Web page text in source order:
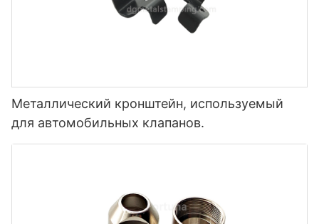
Металлический кронштейн, используемый
для автомобильных клапанов.